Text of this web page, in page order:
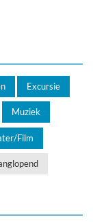
Excursie
Muziek
Film